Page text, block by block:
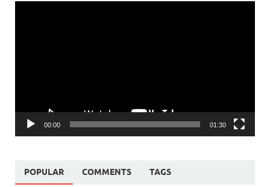
00:00 01:30
POPULAR COMMENTS TAGS